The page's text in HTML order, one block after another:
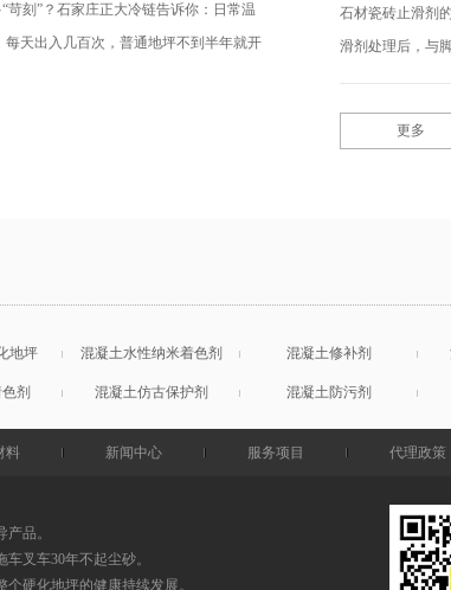
苛刻”？石家庄正大冷链告诉你：日常温
天出入几百次，普通地坪不到半年就开
石材瓷砖止滑剂
滑剂处理后，与
更多
地坪 混凝土水性纳米着色剂 混凝土修补剂
剂 混凝土仿古保护剂 混凝土防污剂
料 新闻中心 服务项目 代理政策
品。
叉车30年不起尘砂。
硬化地坪的健康持续发展。